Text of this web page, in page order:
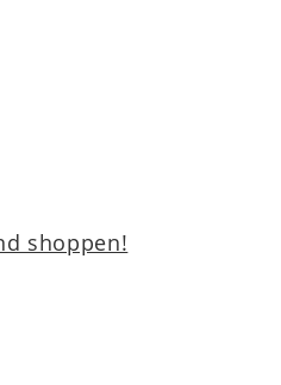
shoppen!